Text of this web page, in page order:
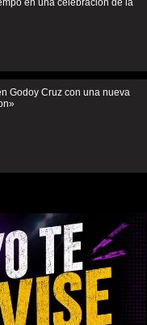
Godoy Cruz con una nueva